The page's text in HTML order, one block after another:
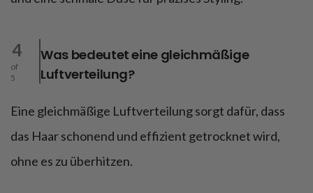
4
of
5
Was bedeutet eine gleichmäßige
Luftverteilung?
Eine gleichmäßige Luftverteilung sorgt dafür, dass
das Haar schonend und effizient getrocknet wird,
ohne es zu überhitzen.